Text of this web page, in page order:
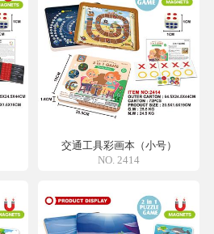
交通工具彩画本（小号）
NO. 2414